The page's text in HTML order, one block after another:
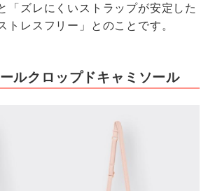
「ズレにくいストラップが安定した
トレスフリー」とのことです。
ルクロップドキャミソール